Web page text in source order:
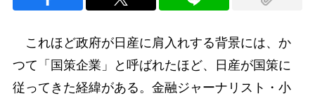
これほど政府が日産に肩入れする背景には、か
つて「国策企業」と呼ばれたほど、日産が国策に
従ってきた経緯がある。金融ジャーナリスト・小